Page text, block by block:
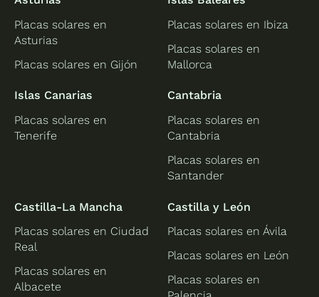
Placas solares en
Asturias
Placas solares en Gijón
Placas solares en Ibiza
Placas solares en
Mallorca
Islas Canarias
Placas solares en
Tenerife
Cantabria
Placas solares en
Cantabria
Placas solares en
Santander
Castilla-La Mancha
Placas solares en Ciudad
Real
Placas solares en
Albacete
Castilla y León
Placas solares en Ávila
Placas solares en León
Placas solares en